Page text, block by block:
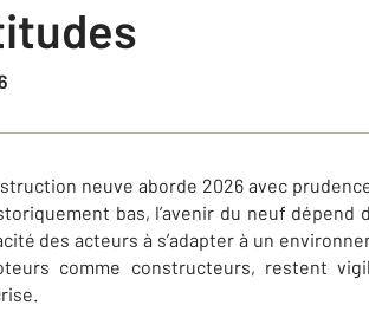
neuve aborde 2026 avec
bas, l’avenir du neuf
des acteurs à s’adapter à un
comme constructeurs, restent